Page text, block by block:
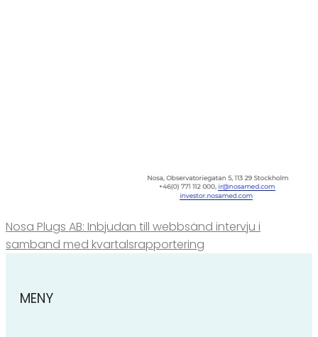
Nosa Plugs AB: Inbjudan till webbsänd intervju i
samband med kvartalsrapportering
MENY